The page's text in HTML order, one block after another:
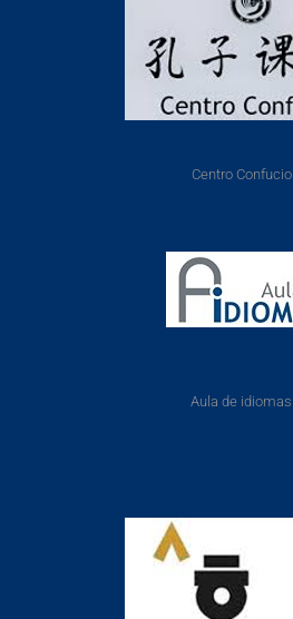
Centro Confucio
Aula de idiomas